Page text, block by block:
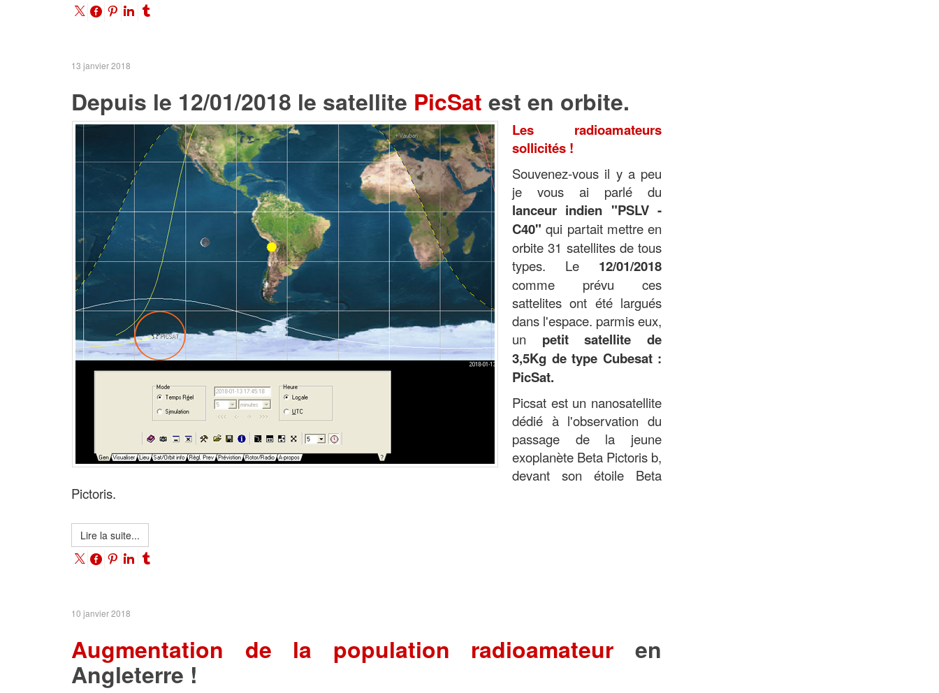
13 janvier 2018
Depuis le 12/01/2018 le satellite PicSat est en orbite.
Les radioamateurs
sollicités !
Souvenez-vous il y a peu
je vous ai parlé du
lanceur indien "PSLV -
C40" qui partait mettre en
orbite 31 satellites de tous
types. Le 12/01/2018
comme prévu ces
sattelites ont été largués
dans l'espace. parmis eux,
un petit satellite de
3,5Kg de type Cubesat :
PicSat.
Picsat est un nanosatellite
dédié à l'observation du
passage de la jeune
exoplanète Beta Pictoris b,
devant son étoile Beta
Pictoris.
Lire la suite...
10 janvier 2018
Augmentation de la population radioamateur en
Angleterre !